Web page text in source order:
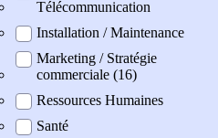
Télécommunication
Installation / Maintenance
Marketing / Stratégie
commerciale (16)
Ressources Humaines
Santé